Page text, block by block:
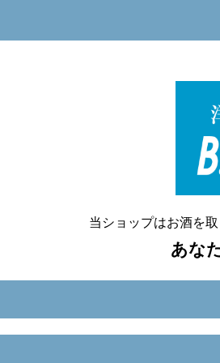
当ショップはお酒を
あな
20歳未満へ